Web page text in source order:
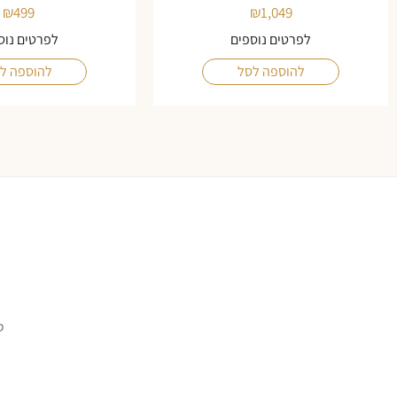
₪1,049
לפרטים נוספים
להוספה לסל
₪499
לפרטים
להוספה